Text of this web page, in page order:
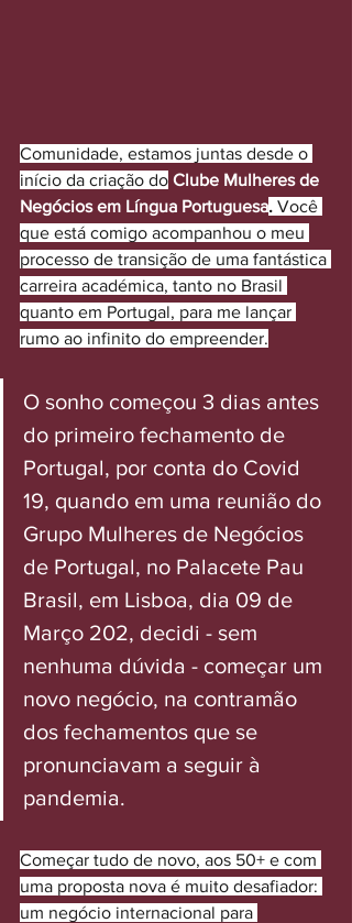
Comunidade, estamos juntas desde o
início da criação do Clube Mulheres de
Negócios em Língua Portuguesa. Você
que está comigo acompanhou o meu
processo de transição de uma fantástica
carreira académica, tanto no Brasil
quanto em Portugal, para me lançar
rumo ao infinito do empreender.
O sonho começou 3 dias antes
do primeiro fechamento de
Portugal, por conta do Covid
19, quando em uma reunião do
Grupo Mulheres de Negócios
de Portugal, no Palacete Pau
Brasil, em Lisboa, dia 09 de
Março 202, decidi - sem
nenhuma dúvida - começar um
novo negócio, na contramão
dos fechamentos que se
pronunciavam a seguir à
pandemia.
Começar tudo de novo, aos 50+ e com
uma proposta nova é muito desafiador:
um negócio internacional para